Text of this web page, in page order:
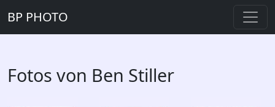
BP PHOTO
Fotos von Ben Stiller